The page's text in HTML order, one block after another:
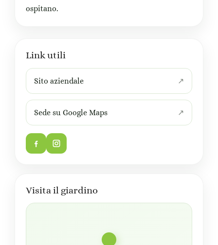
ospitano.
Link utili
Sito aziendale
Sede su Google Maps
Visita il giardino